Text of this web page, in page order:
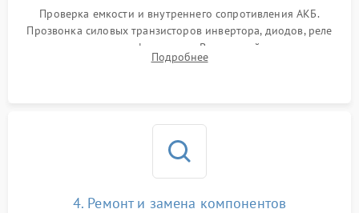
Проверка емкости и внутреннего сопротивления АКБ.
Прозвонка силовых транзисторов инвертора, диодов, реле
переключения и трансформатора. Визуальный поиск вздутых
конденсаторов и прогаров на печатной плате.
Подробнее
4. Ремонт и замена компонентов